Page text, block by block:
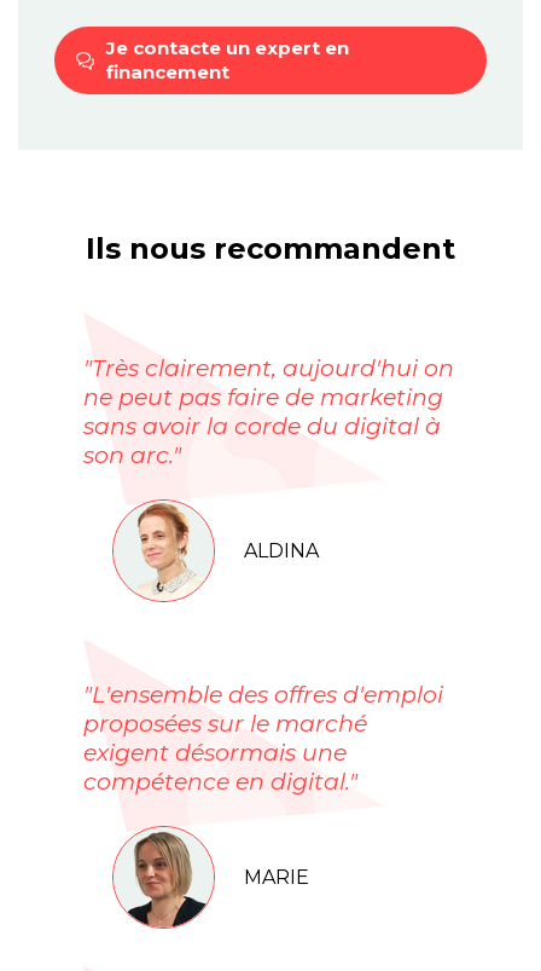
Je contacte un expert en
financement
Ils nous recommandent
"Très clairement, aujourd'hui on
ne peut pas faire de marketing
sans avoir la corde du digital à
son arc."
ALDINA
"L'ensemble des offres d'emploi
proposées sur le marché
exigent désormais une
compétence en digital."
MARIE